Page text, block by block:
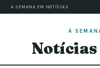
A SEMANA EM NOTÍCIAS
A
Notícias